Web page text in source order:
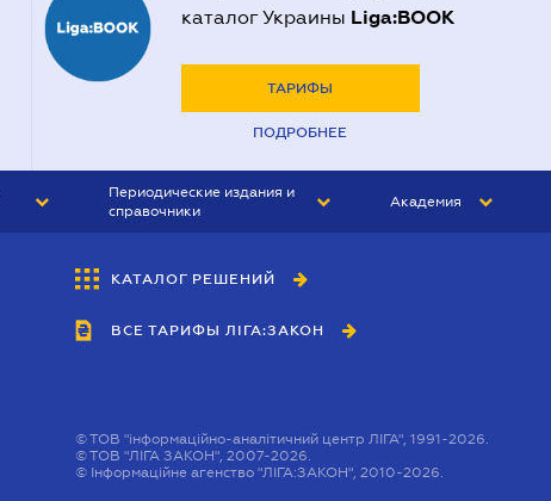
каталог Украины Liga:BOOK
ТАРИФЫ
ПОДРОБНЕЕ
Периодические издания и
справочники
БУХГАЛТЕР&ЗАКОН
ВЕСТНИК МСФО
Академия
КАТАЛОГ РЕШЕНИЙ
ВСЕ ТАРИФЫ ЛІГА:ЗАКОН
©ТОВ "інформаційно-аналітичний центр ЛІГА", 1991-2026.
©ТОВ "ЛІГА ЗАКОН", 2007-2026.
© Інформаційне агенство "ЛІГА:ЗАКОН", 2010-2026.